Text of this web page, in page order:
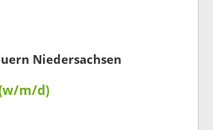
Niedersachsen
m/d)